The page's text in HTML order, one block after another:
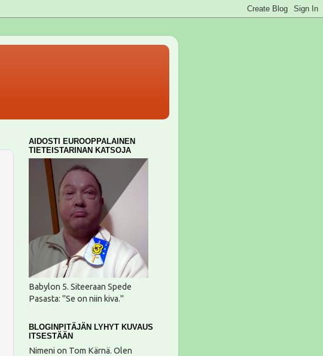
AIDOSTI EUROOPPALAINEN
TIETEISTARINAN KATSOJA
Babylon 5. Siteeraan Spede
Pasasta: "Se on niin kiva."
BLOGINPITÄJÄN LYHYT KUVAUS
ITSESTÄÄN
Nimeni on Tom Kärnä. Olen